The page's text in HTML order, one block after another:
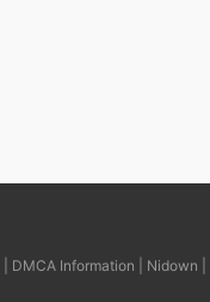
DMCA Information Nidown